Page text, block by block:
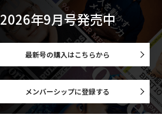
2026年9月号発売中
最新号の購入はこちらから
メンバーシップに登録する